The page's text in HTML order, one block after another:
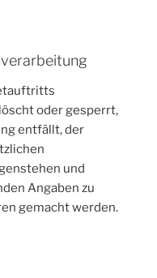
oder gesperrt,
entfällt, der
und
Angaben zu
gemacht werden.